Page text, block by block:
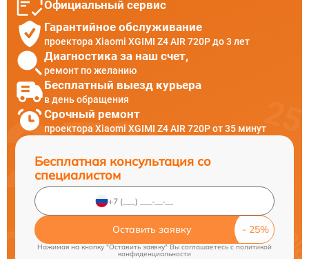
Официальный сервис
Гарантийное обслуживание
проектора Xiaomi XGIMI Z4 AIR 720P до 3 лет
Диагностика за наш счет,
ремонт по желанию
Бесплатный выезд курьера
в день обращения
Срочный ремонт
проектора Xiaomi XGIMI Z4 AIR 720P от 35 минут
Бесплатная консультация со
специалистом
Оставить заявку
Нажимая на кнопку "Оставить заявку" Вы соглашаетесь cполитикой
конфиденциальности